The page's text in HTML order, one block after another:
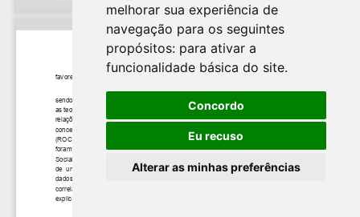
melhorar sua experiência de
navegação para os seguintes
propósitos: para ativar a
funcionalidade básica do site.
Concordo
Eu recuso
Alterar as minhas preferências